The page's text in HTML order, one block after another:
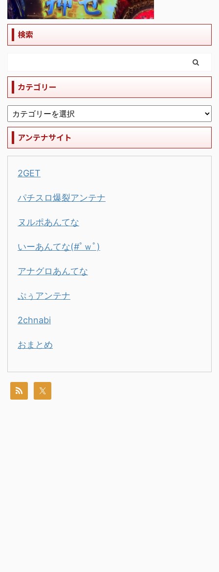
検索
カテゴリー
アンテナサイト
2GET
パチスロ爆裂アンテナ
ヌルポあんてな
いーあんてな(#ﾟｗﾟ)
アナグロあんてな
ぷぅアンテナ
2chnabi
おまとめ